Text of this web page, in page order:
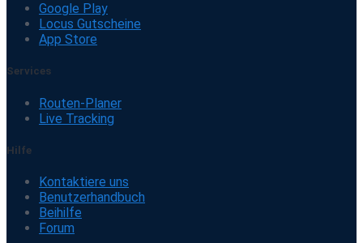
Google Play
Locus Gutscheine
App Store
Services
Routen-Planer
Live Tracking
Hilfe
Kontaktiere uns
Benutzerhandbuch
Beihilfe
Forum